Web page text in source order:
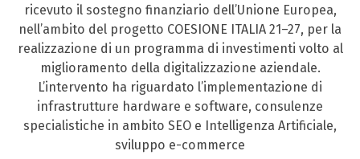
ricevuto il sostegno finanziario dell’Unione Europea,
nell’ambito del progetto COESIONE ITALIA 21–27, per la
realizzazione di un programma di investimenti volto al
miglioramento della digitalizzazione aziendale.
L’intervento ha riguardato l’implementazione di
infrastrutture hardware e software, consulenze
specialistiche in ambito SEO e Intelligenza Artificiale,
sviluppo e-commerce